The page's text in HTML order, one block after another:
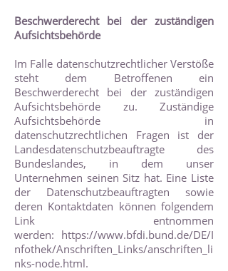
Beschwerderecht bei der zuständigen
Aufsichtsbehörde
Im Falle datenschutzrechtlicher Verstöße
steht dem Betroffenen ein
Beschwerderecht bei der zuständigen
Aufsichtsbehörde zu. Zuständige
Aufsichtsbehörde in
datenschutzrechtlichen Fragen ist der
Landesdatenschutzbeauftragte des
Bundeslandes, in dem unser
Unternehmen seinen Sitz hat. Eine Liste
der Datenschutzbeauftragten sowie
deren Kontaktdaten können folgendem
Link entnommen
werden: https://www.bfdi.bund.de/DE/I
nfothek/Anschriften_Links/anschriften_li
nks-node.html.